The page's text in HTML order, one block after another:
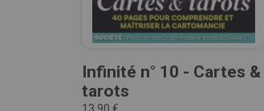
Infinité n° 10 - Cartes &
tarots